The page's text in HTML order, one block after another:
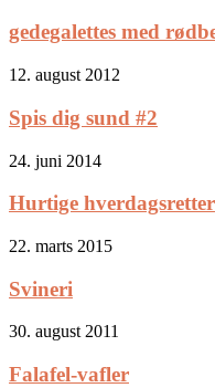
gedegalettes med
12. august 2012
Spis dig sund #2
24. juni 2014
Hurtige hverdagsretter
22. marts 2015
Svineri
30. august 2011
Falafel-vafler